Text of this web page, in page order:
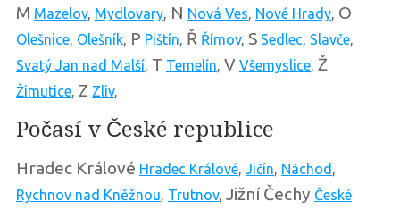
M Mazelov, Mydlovary, N Nová Ves, Nové Hrady, O
Olešnice, Olešník, P Pištín, Ř Římov, S Sedlec, Slavče,
Svatý Jan nad Malší, T Temelín, V Všemyslice, Ž
Žimutice, Z Zliv,
Počasí v České republice
Hradec Králové Hradec Králové, Jičín, Náchod ,
Rychnov nad Kněžnou, Trutnov, Jižní Čechy České